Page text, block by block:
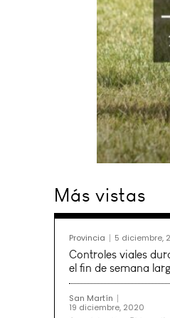
Más vistas
Provincia 5 diciembre,
Controles viales
el fin de semana
San Martín
19 diciembre, 2020